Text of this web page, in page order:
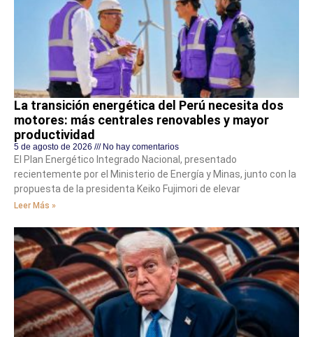
La transición energética del Perú necesita dos
motores: más centrales renovables y mayor
productividad
5 de agosto de 2026 No hay comentarios
El Plan Energético Integrado Nacional, presentado
recientemente por el Ministerio de Energía y Minas, junto con la
propuesta de la presidenta Keiko Fujimori de elevar
Leer Más »